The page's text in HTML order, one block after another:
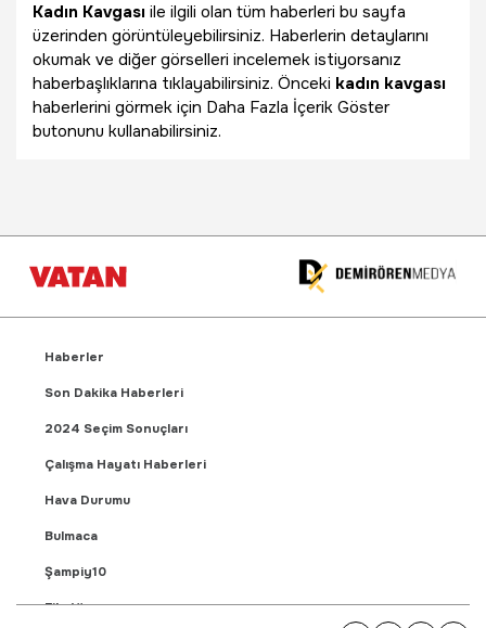
Kadın Kavgası ile ilgili olan tüm haberleri bu sayfa
üzerinden görüntüleyebilirsiniz. Haberlerin detaylarını
okumak ve diğer görselleri incelemek istiyorsanız
haberbaşlıklarına tıklayabilirsiniz. Önceki kadın kavgası
haberlerini görmek için Daha Fazla İçerik Göster
butonunu kullanabilirsiniz.
Haberler
Son Dakika Haberleri
2024 Seçim Sonuçları
Çalışma Hayatı Haberleri
Hava Durumu
Bulmaca
Şampiy10
Fikstür